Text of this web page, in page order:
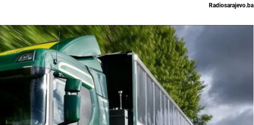
Radiosarajevo.ba